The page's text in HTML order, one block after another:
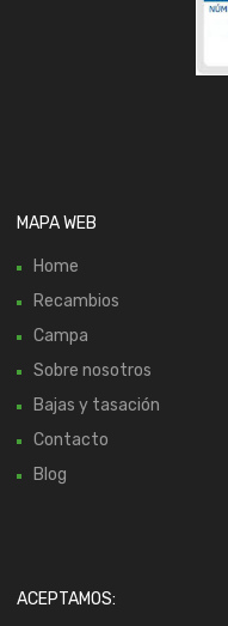
MAPA WEB
Home
Recambios
Campa
Sobre nosotros
Bajas y tasación
Contacto
Blog
ACEPTAMOS: